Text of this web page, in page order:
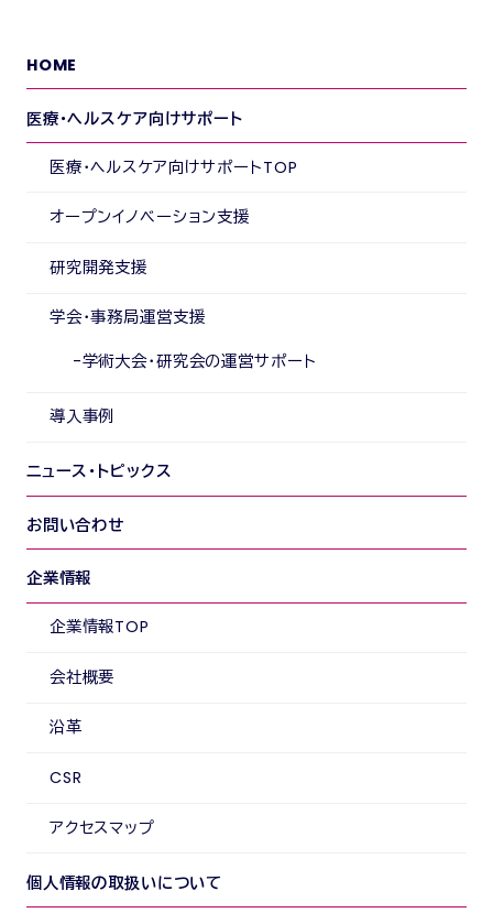
HOME
医療・ヘルスケア向けサポート
医療・ヘルスケア向けサポートTOP
オープンイノベーション支援
研究開発支援
学会・事務局運営支援
学術大会・研究会の運営サポート
導入事例
ニュース・トピックス
お問い合わせ
企業情報
企業情報TOP
会社概要
沿革
CSR
アクセスマップ
個人情報の取扱いについて